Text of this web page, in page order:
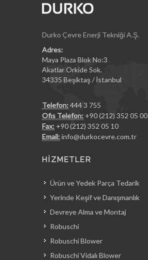
Durko Çevre Enerji Tekniği A.Ş.
Adres:
Maya Plaza Blok No:3
Akatlar Orkide Sok.
34335 Beşiktaş / İstanbul
Telefon: 444 3 755
Ofis Telefon: +90 (212) 352 05 00
Fax: +90 (212) 352 05 10
Email: info@durkocevre.com.tr
HİZMETLER
Ürün ve Yedek Parça Tedarik
Yerinde Keşif ve Danışmanlık
Devreye Alma ve Montaj
Robuschi
Robuschi Blower
Robuschi Vidalı Blower